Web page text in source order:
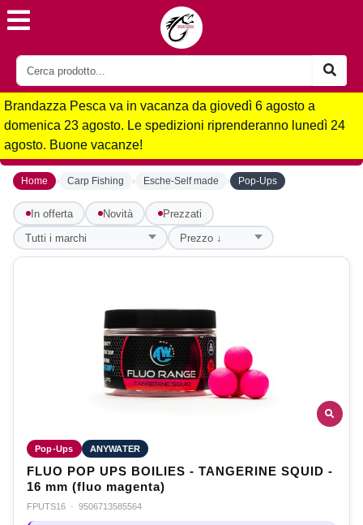
Brandazza Pesca va in vacanza da giovedì 6 agosto a
domenica 23 agosto. Le spedizioni riprenderanno lunedì 24
agosto. Buone vacanze!
Home › Carp Fishing › Esche-Self made › Pop-Ups
In offerta Novità Prezzati
Pop-Ups ANYWATER
FLUO POP UPS BOILIES - TANGERINE SQUID -
16 mm (fluo magenta)
FPUTS16 · 9506713585564